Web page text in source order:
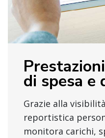
di spesa e
Grazie alla
reportistica
monitora carichi,